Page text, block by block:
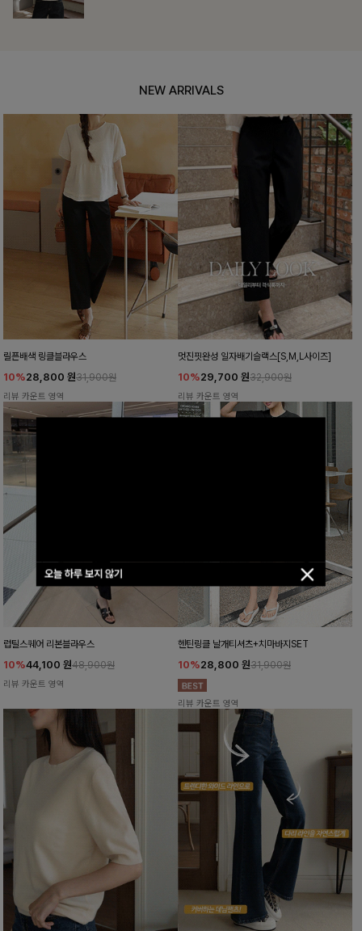
오늘 하루 보지 않기
NEW ARRIVALS
릴픈배색 링클블라우스
10%28,800 원31,900원
리뷰 카운트 영역
멋진핏완성 일자배기슬랙스[S,M,L사이즈]
10%29,700 원32,900원
리뷰 카운트 영역
럽틸스퀘어 리본블라우스
10%44,100 원48,900원
리뷰 카운트 영역
헨틴링클 날개티셔츠+치마바지SET
10%28,800 원31,900원
리뷰 카운트 영역